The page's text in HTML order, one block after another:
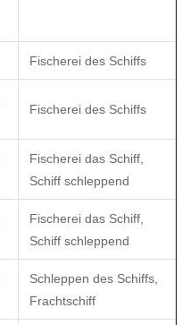
Fischerei des Schiffs
Fischerei des Schiffs
Fischerei das Schiff,
Schiff schleppend
Fischerei das Schiff,
Schiff schleppend
Schleppen des Schiffs,
Frachtschiff